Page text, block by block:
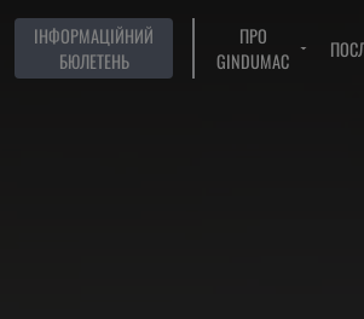
ІНФОРМАЦІЙНИЙ
БЮЛЕТЕНЬ
ПРО
GINDUMAC